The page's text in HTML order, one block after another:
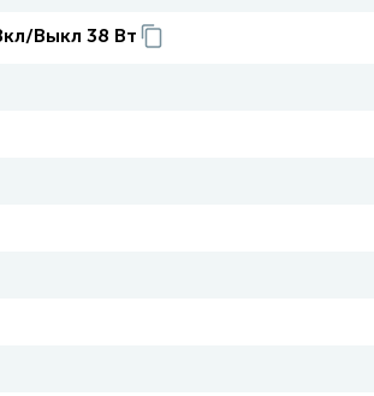
Выкл 38 Вт